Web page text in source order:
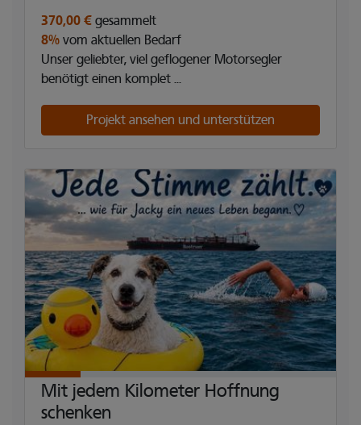
370,00 € gesammelt
8% vom aktuellen Bedarf
Unser geliebter, viel geflogener Motorsegler
benötigt einen komplet ...
Projekt ansehen und unterstützen
Mit jedem Kilometer Hoffnung
schenken